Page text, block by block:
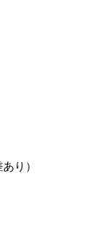
り）